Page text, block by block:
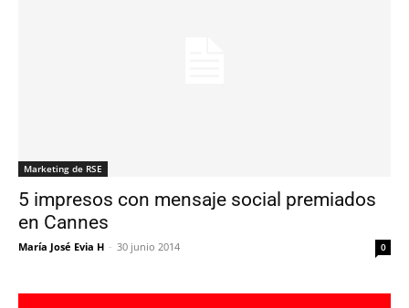
Marketing de RSE
5 impresos con mensaje social premiados
en Cannes
María José Evia H - 30 junio 2014 0